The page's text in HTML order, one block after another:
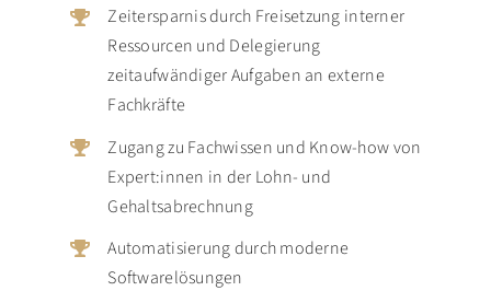
Zeitersparnis durch Freisetzung interner
Ressourcen und Delegierung
zeitaufwändiger Aufgaben an externe
Fachkräfte
Zugang zu Fachwissen und Know-how von
Expert:innen in der Lohn- und
Gehaltsabrechnung
Automatisierung durch moderne
Softwarelösungen